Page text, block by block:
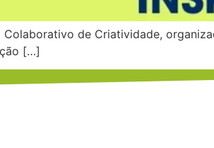
de Criatividade,
[…]